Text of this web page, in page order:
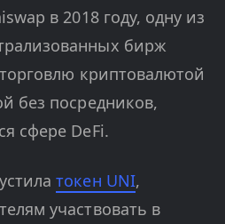
в 2018 году, одну из
бирж
криптовалютой
без посредников,
сфере DeFi.
токен UNI,
участвовать в